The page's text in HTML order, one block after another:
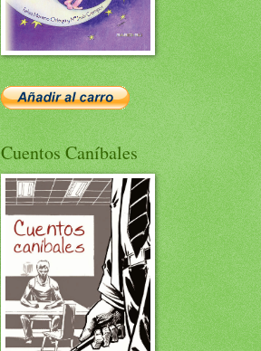
Cuentos Caníbales